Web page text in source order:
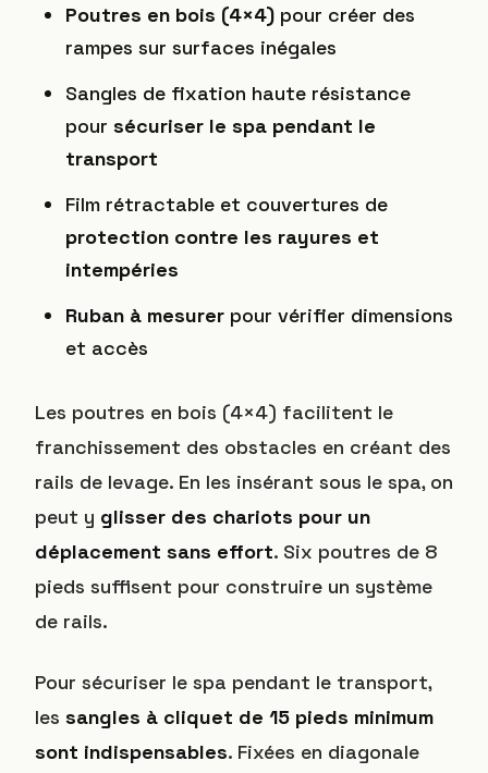
Poutres en bois (4×4) pour créer des
rampes sur surfaces inégales
Sangles de fixation haute résistance
pour sécuriser le spa pendant le
transport
Film rétractable et couvertures de
protection contre les rayures et
intempéries
Ruban à mesurer pour vérifier dimensions
et accès
Les poutres en bois (4×4) facilitent le
franchissement des obstacles en créant des
rails de levage. En les insérant sous le spa, on
peut y glisser des chariots pour un
déplacement sans effort. Six poutres de 8
pieds suffisent pour construire un système
de rails.
Pour sécuriser le spa pendant le transport,
les sangles à cliquet de 15 pieds minimum
sont indispensables. Fixées en diagonale